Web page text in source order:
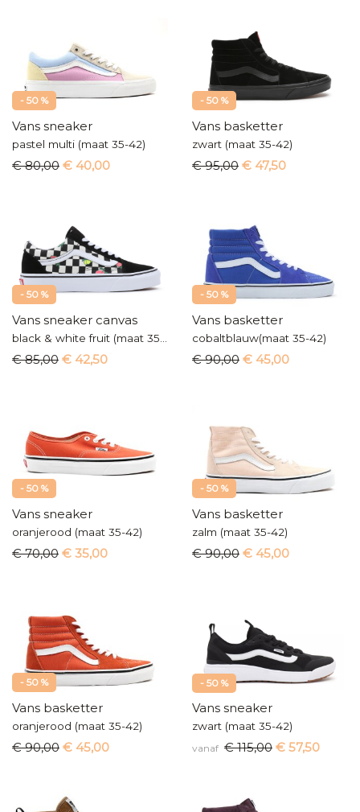
- 50 %
Vans sneaker
pastel multi (maat 35-42)
€ 80,00 € 40,00
- 50 %
Vans basketter
zwart (maat 35-42)
€ 95,00 € 47,50
- 50 %
Vans sneaker canvas
€ 85,00 € 42,50
- 50 %
Vans basketter
cobaltblauw(maat 35-42)
€ 90,00 € 45,00
- 50 %
Vans sneaker
oranjerood (maat 35-42)
€ 70,00 € 35,00
- 50 %
Vans basketter
zalm (maat 35-42)
€ 90,00 € 45,00
- 50 %
Vans basketter
oranjerood (maat 35-42)
€ 90,00 € 45,00
- 50 %
Vans sneaker
zwart (maat 35-42)
vanaf € 115,00 € 57,50